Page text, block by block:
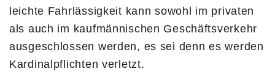
leichte Fahrlässigkeit kann sowohl im privaten
als auch im kaufmännischen Geschäftsverkehr
ausgeschlossen werden, es sei denn es werden
Kardinalpflichten verletzt.